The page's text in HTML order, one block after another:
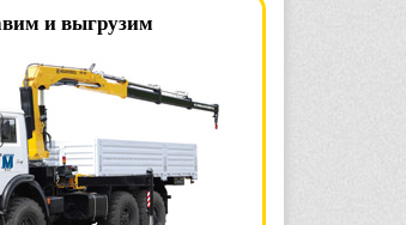
и выгрузим